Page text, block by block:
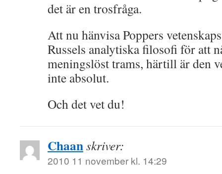
det är en trosfråga.
Att nu hänvisa Poppers
Russels analytiska filosofi för att
meningslöst trams, härtill är den
inte absolut.
Och det vet du!
Chaanskriver:
2010 11 november kl. 14:29